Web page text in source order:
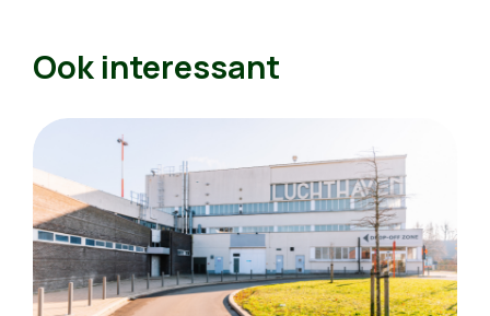
Ook interessant